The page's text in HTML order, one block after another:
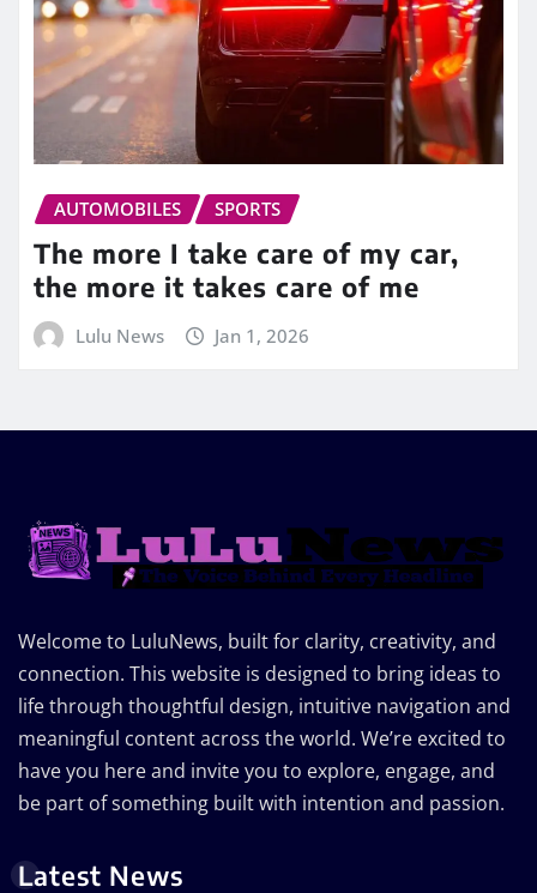
AUTOMOBILES SPORTS
The more I take care of my car,
the more it takes care of me
Lulu News Jan 1, 2026
Welcome to LuluNews, built for clarity, creativity, and
connection. This website is designed to bring ideas to
life through thoughtful design, intuitive navigation and
meaningful content across the world. We’re excited to
have you here and invite you to explore, engage, and
be part of something built with intention and passion.
Latest News